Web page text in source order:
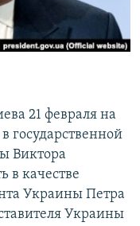
21 февраля на
государственной
Виктора
в качестве
Украины Петра
Украины